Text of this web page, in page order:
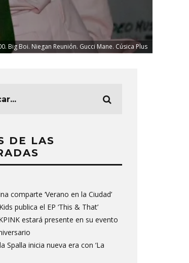
Big Boi. Niegan Reunión. Gucci Mane. Cúsica Plus
DE LAS
comparte ‘Verano en la Ciudad’
publica el EP ‘This & That’
estará presente en su evento
Spalla inicia nueva era con ‘La